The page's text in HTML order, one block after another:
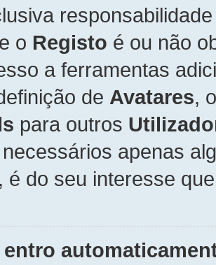
o Registo é ou não
a ferramentas
de Avatares,
para outros
apenas
, é do seu interesse
entro